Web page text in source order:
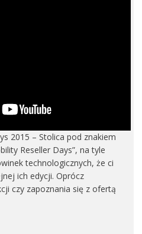
2015 – Stolica pod znakiem
Reseller Days”, na tyle
technologicznych, że ci
ich edycji. Oprócz
czy zapoznania się z ofertą